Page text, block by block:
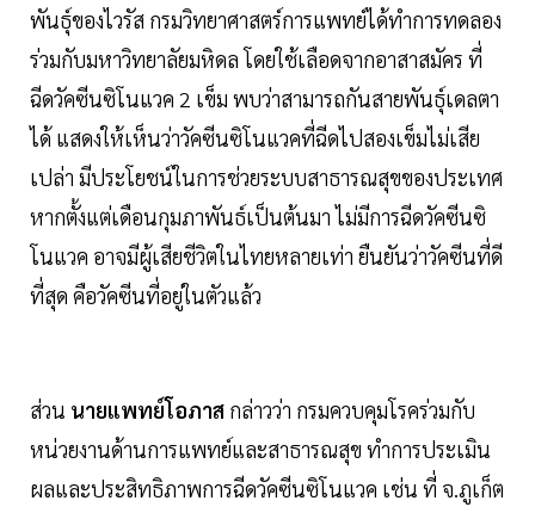
พันธุ์ของไวรัส กรมวิทยาศาสตร์การแพทย์ได้ทำการทดลอง
ร่วมกับมหาวิทยาลัยมหิดล โดยใช้เลือดจากอาสาสมัคร ที่
ฉีดวัคซีนซิโนแวค 2 เข็ม พบว่าสามารถกันสายพันธุ์เดลตา
ได้ แสดงให้เห็นว่าวัคซีนซิโนแวคที่ฉีดไปสองเข็มไม่เสีย
เปล่า มีประโยชน์ในการช่วยระบบสาธารณสุขของประเทศ
หากตั้งแต่เดือนกุมภาพันธ์เป็นต้นมา ไม่มีการฉีดวัคซีนซิ
โนแวค อาจมีผู้เสียชีวิตในไทยหลายเท่า ยืนยันว่าวัคซีนที่ดี
ที่สุด คือวัคซีนที่อยู่ในตัวแล้ว
ส่วน นายแพทย์โอภาส กล่าวว่า กรมควบคุมโรคร่วมกับ
หน่วยงานด้านการแพทย์และสาธารณสุข ทำการประเมิน
ผลและประสิทธิภาพการฉีดวัคซีนซิโนแวค เช่น ที่ จ.ภูเก็ต